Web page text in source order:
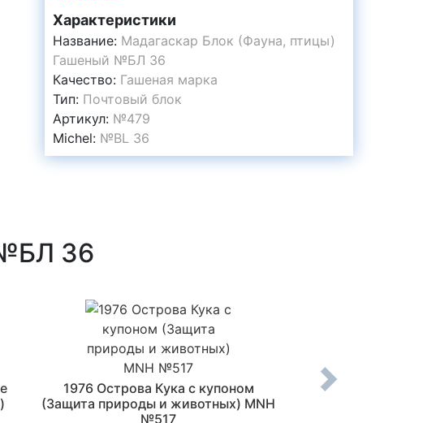
Характеристики
Название: Мадагаскар Блок (Фауна, птицы)
Гашеный №БЛ 36
Качество: Гашеная марка
Тип: Почтовый блок
Артикул: №479
Michel: №BL 36
36
1976 Острова Кука с купоном
(Защита природы и животных) MNH
№517
1950 Польша